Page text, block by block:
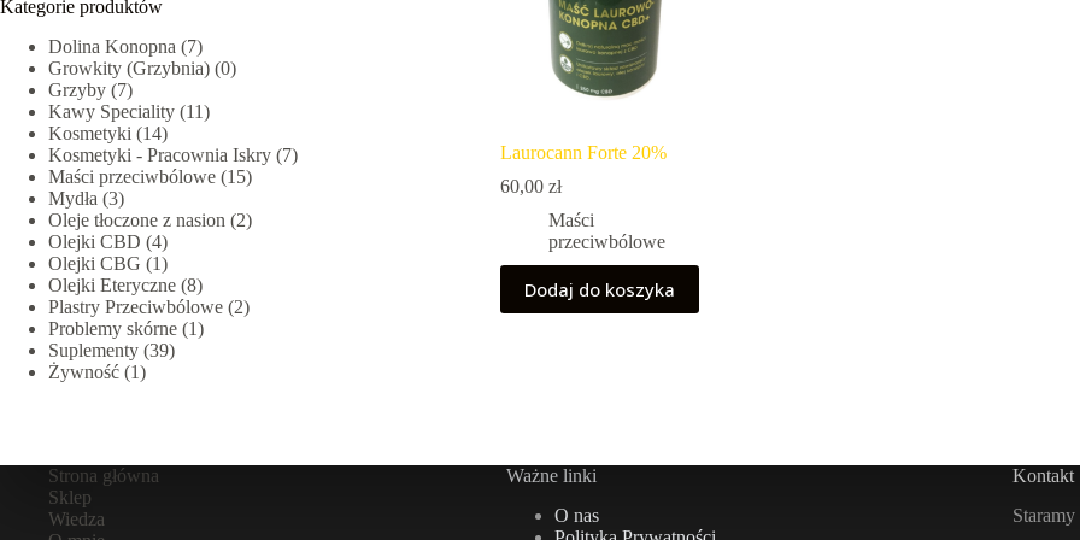
Laurocann Forte 20%
60,00 zł
Maści
przeciwbólowe
Dodaj do koszyka
Kategorie produktów
Dolina Konopna (7)
Growkity (Grzybnia) (0)
Grzyby (7)
Kawy Speciality (11)
Kosmetyki (14)
Kosmetyki - Pracownia Iskry (7)
Maści przeciwbólowe (15)
Mydła (3)
Oleje tłoczone z nasion (2)
Olejki CBD (4)
Olejki CBG (1)
Olejki Eteryczne (8)
Plastry Przeciwbólowe (2)
Problemy skórne (1)
Suplementy (39)
Żywność (1)
Strona główna
Sklep
Wiedza
Ważne linki
O nas
Kontakt